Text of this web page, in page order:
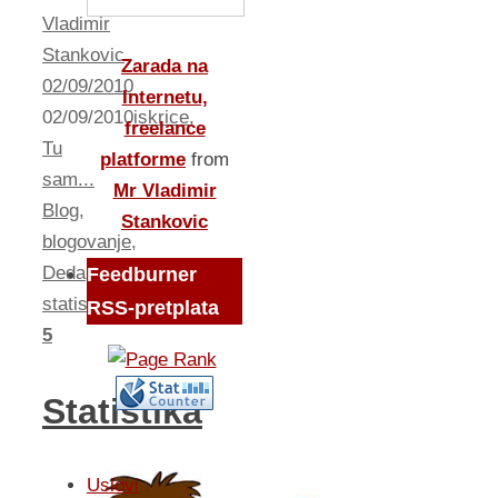
Vladimir
Stankovic
02/09/2010
02/09/2010iskrice,
Tu
sam...
Blog,
blogovanje,
Deda,
statistika
5
Statistika
Zarada na
Internetu,
freelance
platforme from
Mr Vladimir
Stankovic
Feedburner
RSS-pretplata
Uslovi